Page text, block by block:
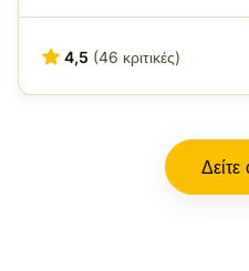
4,5 (46 κριτικές)
Δείτε